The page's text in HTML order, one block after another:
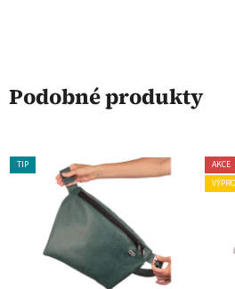
Podobné produkty
TIP
AKCE